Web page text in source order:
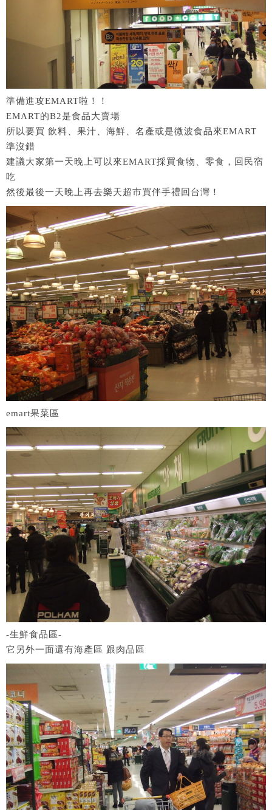
準備進攻EMART啦！！
EMART的B2是食品大賣場
所以要買 飲料、果汁、海鮮、名產或是微波食品來EMART
準沒錯
建議大家第一天晚上可以來EMART採買食物、零食，回民宿
吃
然後最後一天晚上再去樂天超市買伴手禮回台灣！
emart果菜區
-生鮮食品區-
它另外一面還有海產區 跟肉品區